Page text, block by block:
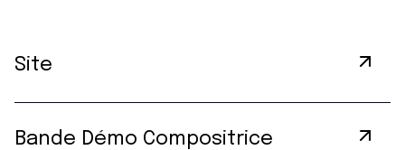
Site
Bande Démo Compositrice